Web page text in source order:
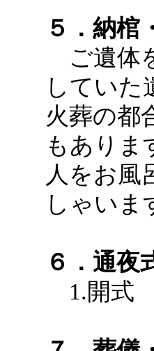
５．納棺
ご遺体
していた
火葬の都
もありま
人をお風
しゃいま
６．通夜
1.開式